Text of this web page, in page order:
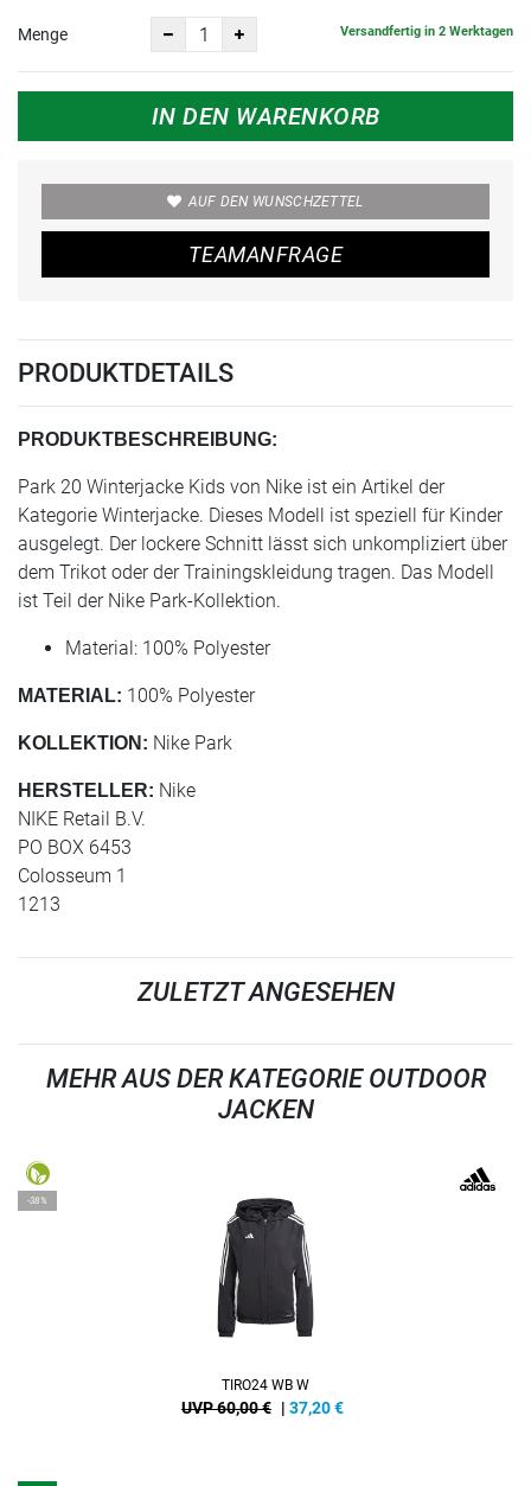
Menge Versandfertig in 2 Werktagen
IN DEN WARENKORB
AUF DEN WUNSCHZETTEL
TEAMANFRAGE
PRODUKTDETAILS
PRODUKTBESCHREIBUNG:
Park 20 Winterjacke Kids von Nike ist ein Artikel der
Kategorie Winterjacke. Dieses Modell ist speziell für Kinder
ausgelegt. Der lockere Schnitt lässt sich unkompliziert über
dem Trikot oder der Trainingskleidung tragen. Das Modell
ist Teil der Nike Park-Kollektion.
Material: 100% Polyester
MATERIAL: 100% Polyester
KOLLEKTION: Nike Park
HERSTELLER: Nike
NIKE Retail B.V.
PO BOX 6453
Colosseum 1
1213
ZULETZT ANGESEHEN
MEHR AUS DER KATEGORIE OUTDOOR
JACKEN
-38%
TIRO24 WB W
UVP 60,00 € | 37,20€